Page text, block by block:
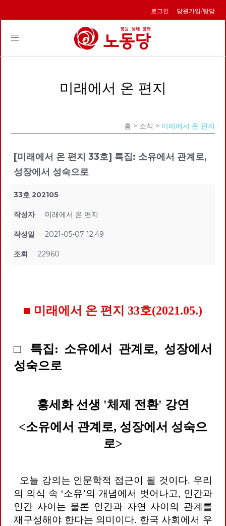
로그인 당원가입/탈당
Toggle
미래에서 온 편지
홈 > 소식 > 미래에서 온 편지
[미래에서 온 편지 33호] 특집: 소유에서 관계로,
성장에서 성숙으로
33호 202105
작성자 미래에서 온 편지
작성일 2021-05-07 12:49
조회 22960
■ 미래에서 온 편지 33호(2021.05.)
□ 특집: 소유에서 관계로, 성장에서
성숙으로
홍세화 선생 '체제 전환' 강연
<소유에서 관계로, 성장에서 성숙으
로>
오늘 강의는 인문학적 접근이 될 것이다. 우리
의 의식 속 ‘소유’의 개념에서 벗어나고, 인간과
인간 사이는 물론 인간과 자연 사이의 관계를
재구성해야 한다는 의미이다. 한국 사회에서 우